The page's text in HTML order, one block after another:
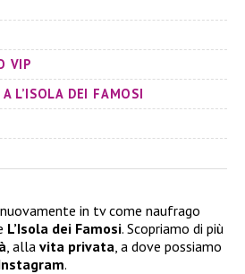
VIP
L’ISOLA DEI FAMOSI
in tv come naufrago
L’Isola dei Famosi. Scopriamo di più
, alla vita privata , a dove possiamo
.